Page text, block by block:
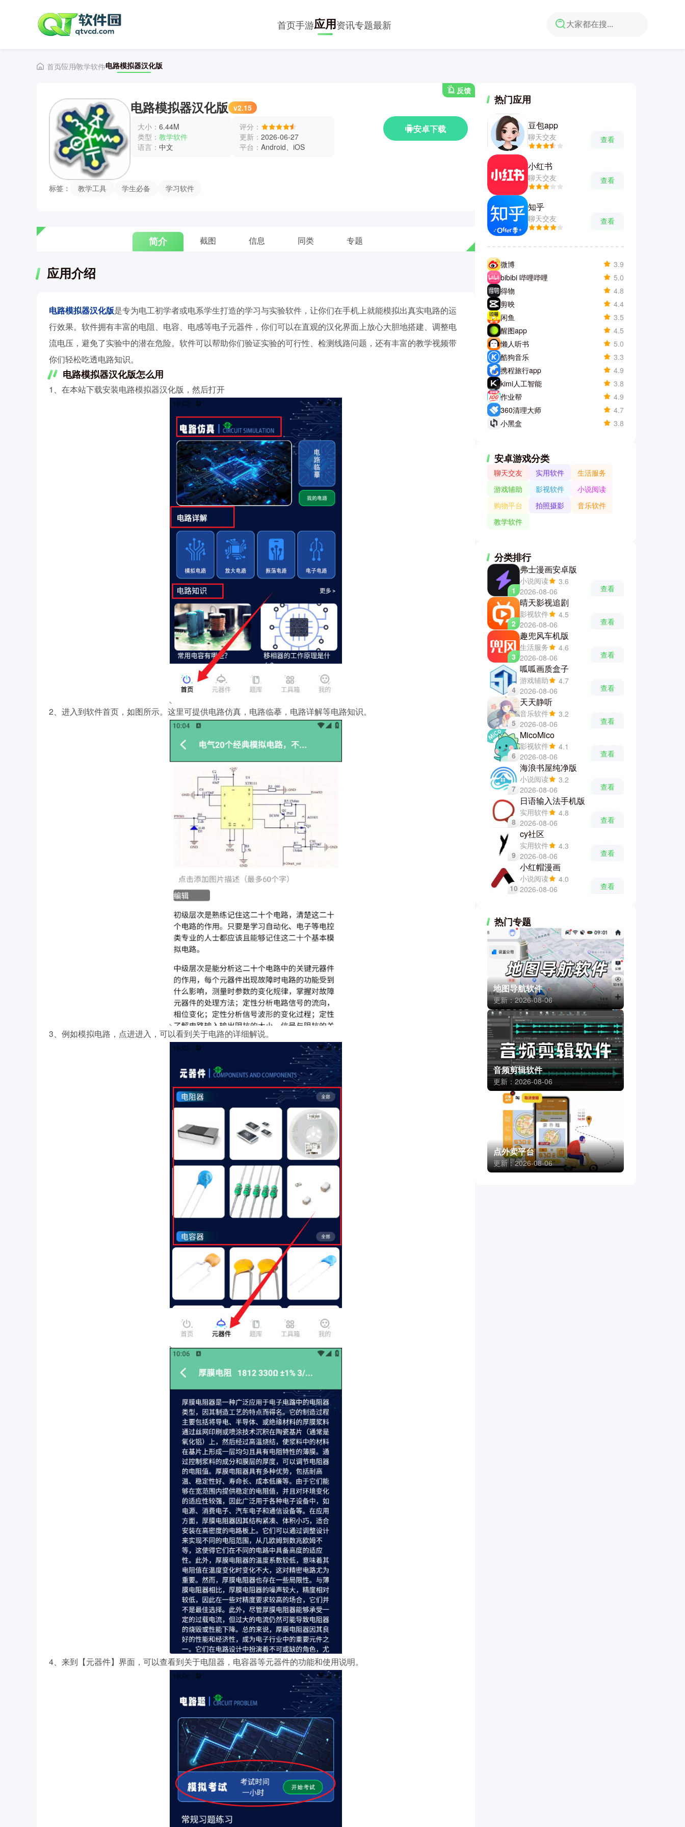
首页手游应用资讯专题最新
首页应用教学软件电路模拟器汉化版
反馈
电路模拟器汉化版 v2.15
大小： 6.44M
类型： 教学软件
语言： 中文
评分：
更新： 2026-06-27
平台： Android、iOS
安卓下载
标签： 教学工具 学生必备 学习软件
简介 截图 信息 同类 专题
应用介绍
电路模拟器汉化版是专为电工初学者或电系学生打造的学习与实验软件，让你们在手机上就能模拟出真实电路的运
行效果。软件拥有丰富的电阻、电容、电感等电子元器件，你们可以在直观的汉化界面上放心大胆地搭建、调整电
流电压，避免了实验中的潜在危险。软件可以帮助你们验证实验的可行性、检测线路问题，还有丰富的教学视频带
你们轻松吃透电路知识。
电路模拟器汉化版怎么用
1、在本站下载安装电路模拟器汉化版，然后打开
2、进入到软件首页，如图所示。这里可提供电路仿真，电路临摹，电路详解等电路知识。
3、例如模拟电路，点进进入，可以看到关于电路的详细解说。
4、来到【元器件】界面，可以查看到关于电阻器，电容器等元器件的功能和使用说明。
热门应用
豆包app
聊天交友 查看
小红书
聊天交友 查看
知乎
聊天交友 查看
微博
3.9
bibibi 哔哩哔哩
5.0
得物
4.8
剪映
4.4
闲鱼
3.5
醒图app
4.5
懒人听书
5.0
酷狗音乐
3.3
携程旅行app
4.9
kimi人工智能
3.8
作业帮
4.9
360清理大师
4.7
小黑盒
3.8
安卓游戏分类
聊天交友 实用软件
生活服务
游戏辅助
影视软件
小说阅读
购物平台
拍照摄影
音乐软件
教学软件
分类排行
1
弗士漫画安卓版
小说阅读
3.6
2026-08-06
查看
2
晴天影视追剧
影视软件
4.5
2026-08-06
查看
3
趣兜风车机版
生活服务
4.6
2026-08-06
查看
4
呱呱画质盒子
游戏辅助
4.7
2026-08-06
查看
5
天天静听
音乐软件
3.2
2026-08-06
查看
6
MicoMico
影视软件
4.1
2026-08-06
查看
7
海浪书屋纯净版
小说阅读
3.2
2026-08-06
查看
8
日语输入法手机版
实用软件
4.8
2026-08-06
查看
9
cy社区
实用软件
4.3
2026-08-06
查看
10
小红帽漫画
小说阅读
4.0
2026-08-06
查看
热门专题
地图导航软件
更新：2026-08-06
音频剪辑软件
更新：2026-08-06
点外卖平台
更新：2026-08-06